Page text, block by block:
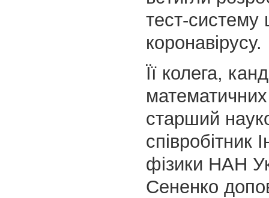
тест-
коронавірусу.
Її колега,
старший
співробітник
фізики НАН
Сененко